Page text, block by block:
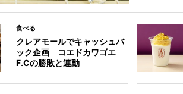
食べる
クレアモールでキャッシュバ
ック企画 コエドカワゴエ
F.Cの勝敗と連動